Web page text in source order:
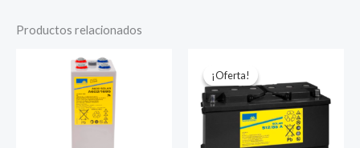
Productos relacionados
¡Oferta!
¡Oferta!